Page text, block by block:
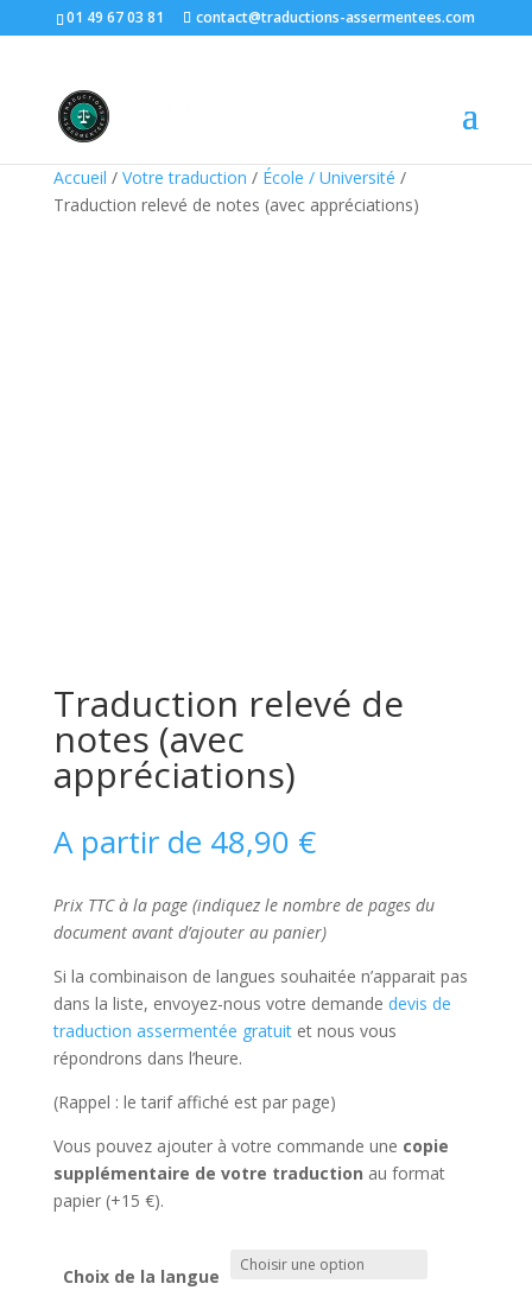
01 49 67 03 81 contact@traductions-assermentees.com
Accueil / Votre traduction / École / Université /
Traduction relevé de notes (avec appréciations)
Traduction relevé de
notes (avec
appréciations)
A partir de 48,90 €
Prix TTC à la page (indiquez le nombre de pages du
document avant d’ajouter au panier)
Si la combinaison de langues souhaitée n’apparait pas
dans la liste, envoyez-nous votre demande devis de
traduction assermentée gratuitet nous vous
répondrons dans l’heure.
(Rappel : le tarif affiché est par page)
Vous pouvez ajouter à votre commande une copie
supplémentaire de votre traduction au format
papier (+15 €).
Choix de la langue